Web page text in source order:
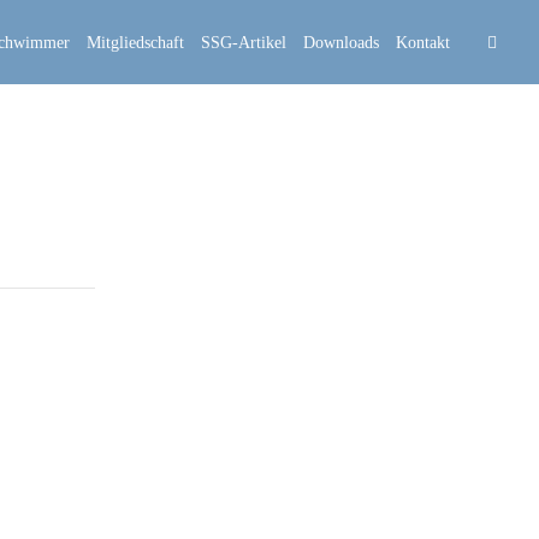
Mitgliedschaft SSG-Artikel Downloads Kontakt